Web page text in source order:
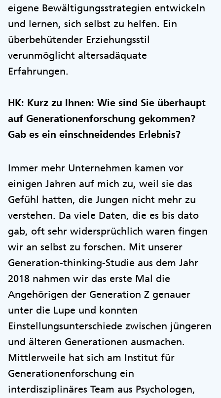
eigene Bewältigungsstrategien entwickeln
und lernen, sich selbst zu helfen. Ein
überbehütender Erziehungsstil
verunmöglicht altersadäquate
Erfahrungen.
HK: Kurz zu Ihnen: Wie sind Sie überhaupt
auf Generationenforschung gekommen?
Gab es ein einschneidendes Erlebnis?
Immer mehr Unternehmen kamen vor
einigen Jahren auf mich zu, weil sie das
Gefühl hatten, die Jungen nicht mehr zu
verstehen. Da viele Daten, die es bis dato
gab, oft sehr widersprüchlich waren fingen
wir an selbst zu forschen. Mit unserer
Generation-thinking-Studie aus dem Jahr
2018 nahmen wir das erste Mal die
Angehörigen der Generation Z genauer
unter die Lupe und konnten
Einstellungsunterschiede zwischen jüngeren
und älteren Generationen ausmachen.
Mittlerweile hat sich am Institut für
Generationenforschung ein
interdisziplinäres Team aus Psychologen,